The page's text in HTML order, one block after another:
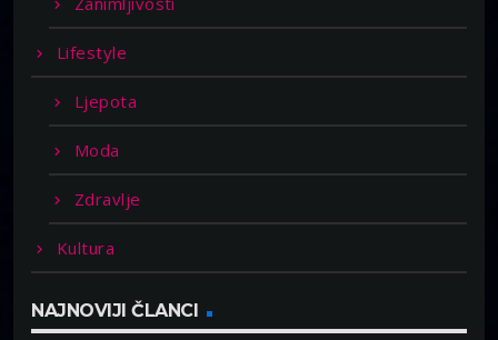
Lifestyle
Ljepota
Moda
Zdravlje
Kultura
NAJNOVIJI ČLANCI